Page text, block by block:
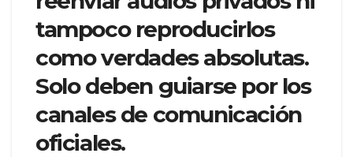
tampoco reproducirlos
como verdades absolutas.
Solo deben guiarse por los
canales de comunicación
oficiales.